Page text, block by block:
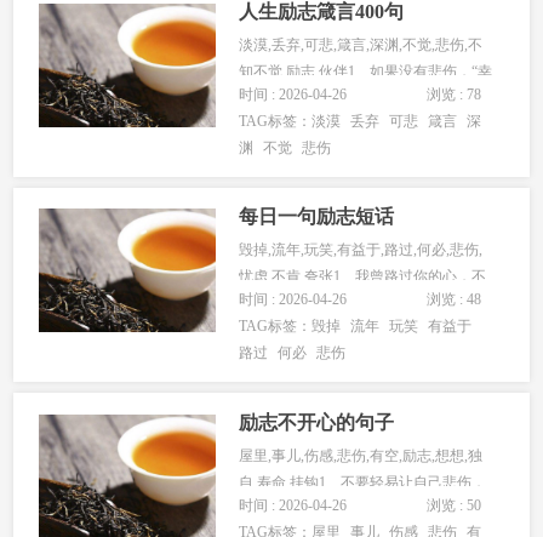
人生励志箴言400句
淡漠,丢弃,可悲,箴言,深渊,不觉,悲伤,不
知不觉,励志,伙伴1、如果没有悲伤，“幸
福”这个词没有意...
时间 : 2026-04-26
浏览 : 78
TAG标签：淡漠 丢弃 可悲 箴言 深
渊
不觉 悲伤
每日一句励志短话
毁掉,流年,玩笑,有益于,路过,何必,悲伤,
忧虑,不肯,夸张1、我曾路过你的心，不
是我不想停留，而是...
时间 : 2026-04-26
浏览 : 48
TAG标签：毁掉 流年 玩笑 有益于
路过
何必 悲伤
励志不开心的句子
屋里,事儿,伤感,悲伤,有空,励志,想想,独
自,寿命,挂钩1、不要轻易让自己悲伤，
有空的时候多想想开...
时间 : 2026-04-26
浏览 : 50
TAG标签： 屋里 事儿 伤感 悲伤 有